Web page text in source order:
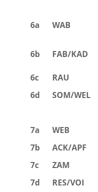
6a WAB
6b FAB/KAD
6c RAU
6d SOM/WEL
7a WEB
7b ACK/APF
7c ZAM
7d RES/VOI